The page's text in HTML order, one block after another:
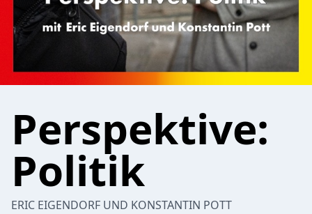
Perspektive:
Politik
ERIC EIGENDORF UND KONSTANTIN POTT